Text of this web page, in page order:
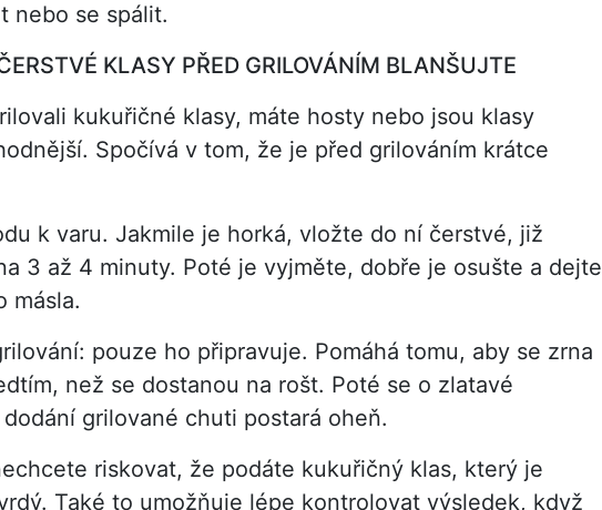
nebo se spálit.
KLASY PŘED GRILOVÁNÍM BLANŠUJTE
kukuřičné klasy, máte hosty nebo jsou klasy
Spočívá v tom, že je před grilováním krátce
k varu. Jakmile je horká, vložte do ní čerstvé, již
3 až 4 minuty. Poté je vyjměte, dobře je osušte a dejte
másla.
pouze ho připravuje. Pomáhá tomu, aby se zrna
než se dostanou na rošt. Poté se o zlatavé
grilované chuti postará oheň.
riskovat, že podáte kukuřičný klas, který je
Také to umožňuje lépe kontrolovat výsledek, když